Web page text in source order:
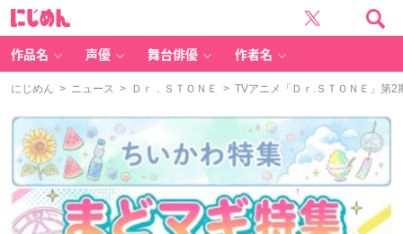
作品名 声優 舞台俳優 作者名
にじめん > ニュース > Ｄｒ．ＳＴＯＮＥ > TVアニメ「Ｄｒ.ＳＴＯＮＥ」第2